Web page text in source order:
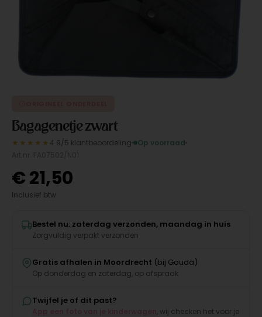
Bagagenetje zwart
★★★★★ 4.9/5 klantbeoordeling
Op voorraad
€21,50
Inclusief btw
Bestel nu: zaterdag verzonden, maandag in huis
Zorgvuldig verpakt verzonden
Gratis afhalen in Moordrecht (bij Gouda)
Op donderdag en zaterdag, op afspraak
Twijfel je of dit past?
, wij checken het voor je